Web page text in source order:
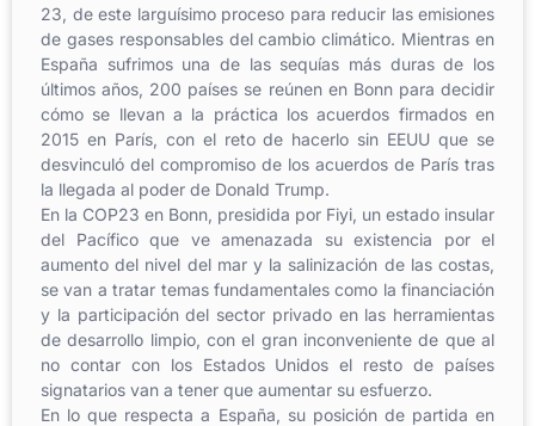
23, de este larguísimo proceso para reducir las emisiones
de gases responsables del cambio climático. Mientras en
España sufrimos una de las sequías más duras de los
últimos años, 200 países se reúnen en Bonn para decidir
cómo se llevan a la práctica los acuerdos firmados en
2015 en París, con el reto de hacerlo sin EEUU que se
desvinculó del compromiso de los acuerdos de París tras
la llegada al poder de Donald Trump.
En la COP23 en Bonn, presidida por Fiyi, un estado insular
del Pacífico que ve amenazada su existencia por el
aumento del nivel del mar y la salinización de las costas,
se van a tratar temas fundamentales como la financiación
y la participación del sector privado en las herramientas
de desarrollo limpio, con el gran inconveniente de que al
no contar con los Estados Unidos el resto de países
signatarios van a tener que aumentar su esfuerzo.
En lo que respecta a España, su posición de partida en